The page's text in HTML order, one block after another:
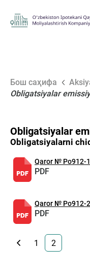
Бош саҳифа
Obligatsiyalar
Obligatsiyalar
Obligatsiyalarni
Qaror № Po912-
PDF
Qaror № Po912-
PDF
1 2